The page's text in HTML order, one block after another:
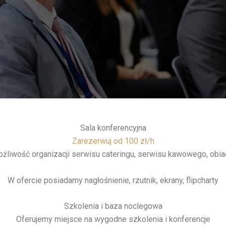
Sala konferencyjna
Zarezerwuj od 100 zł/h
organizacji serwisu cateringu, serwisu kawowego,
W ofercie posiadamy nagłośnienie, rzutnik, ekrany, flipcharty
Szkolenia i baza noclegowa
Oferujemy miejsce na wygodne szkolenia i konferencje